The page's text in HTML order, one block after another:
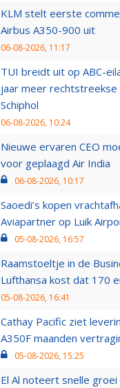
KLM stelt eerste
Airbus A350-900 uit
06-08-2026, 11:17
TUI breidt uit op ABC-
jaar meer rechtstreekse
Schiphol
06-08-2026, 10:24
Nieuwe ervaren CEO
voor geplaagd Air India
06-08-2026, 10:17
Saoedi’s kopen
Aviapartner op Luik
05-08-2026, 16:57
Raamstoeltje in de
Lufthansa kost dat 170
05-08-2026, 16:41
Cathay Pacific ziet
A350F maanden
05-08-2026, 15:25
El Al noteert snelle